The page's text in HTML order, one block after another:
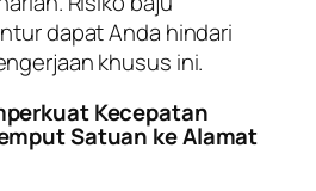
dapat Anda hindari
khusus ini.
Kecepatan
Satuan ke Alamat